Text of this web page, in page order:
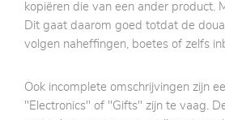
kopiëren die van een ander product.
Dit gaat daarom goed totdat de
volgen naheffingen, boetes of zelfs
Ook incomplete omschrijvingen zijn
"Electronics" of "Gifts" zijn te vaag.